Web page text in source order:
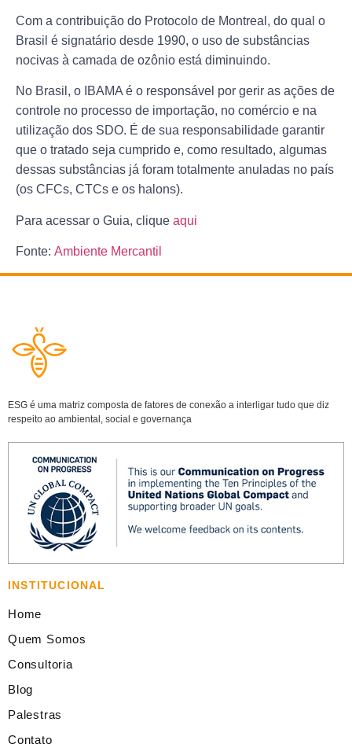
Com a contribuição do Protocolo de Montreal, do qual o
Brasil é signatário desde 1990, o uso de substâncias
nocivas à camada de ozônio está diminuindo.
No Brasil, o IBAMA é o responsável por gerir as ações de
controle no processo de importação, no comércio e na
utilização dos SDO. É de sua responsabilidade garantir
que o tratado seja cumprido e, como resultado, algumas
dessas substâncias já foram totalmente anuladas no país
(os CFCs, CTCs e os halons).
Para acessar o Guia, clique aqui
Fonte: Ambiente Mercantil
ESG é uma matriz composta de fatores de conexão a interligar tudo que diz
respeito ao ambiental, social e governança
INSTITUCIONAL
Home
Quem Somos
Consultoria
Blog
Palestras
Contato